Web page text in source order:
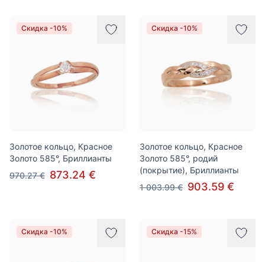
Скидка -10%
Золотое кольцо, Красное
Золото 585°, Бриллианты
970.27 € 873.24 €
Скидка -10%
Золотое кольцо, Красное
Золото 585°, родий
(покрытие), Бриллианты
1 003.99 € 903.59 €
Скидка -10% Скидка -15%